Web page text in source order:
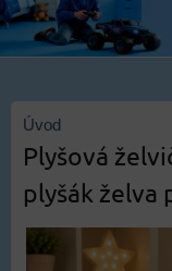
Úvod
Plyšová
plyšák želva